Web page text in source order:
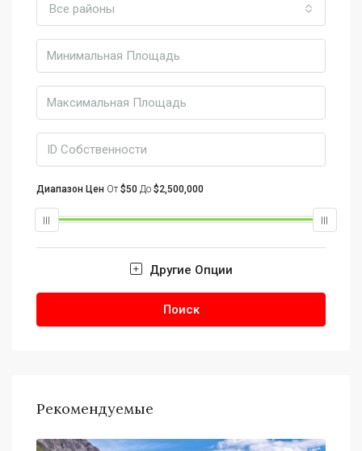
Все районы
Диапазон Цен От$50 До $2,500,000
Другие Опции
Поиск
Рекомендуемые